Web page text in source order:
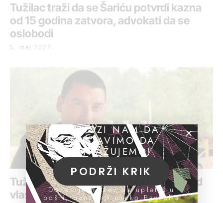
Tužilac traži da se Šariću potvrdi kazna
od 15 godina zatvora, advokati da se
oslobodi
5. maj 2022.
Tužilaštvo traži oduzimanje imovine od
vlasnika „Elita gradnje“
POMOZI NAM DA
NASTAVIMO DA
ISTRAŽUJEMO!
PODRŽI KRIK
Donacije možeš da uplatiš u
pošti, banci ili preko PayPal-a